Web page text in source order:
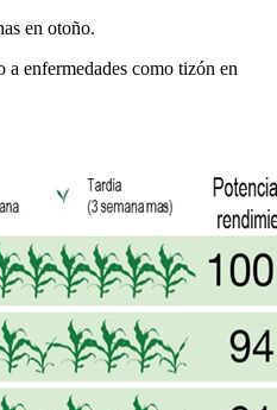
en otoño.
a enfermedades como tizón en